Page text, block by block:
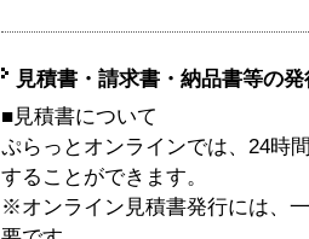
見積書・請求書・納品書等の
■見積書について
ぷらっとオンラインでは、24時
することができます。
※オンライン見積書発行には、